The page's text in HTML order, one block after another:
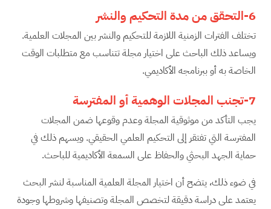
6-التحقق من مدة التحكيم والنشر
تختلف الفترات الزمنية اللازمة للتحكيم والنشر بين المجلات العلمية.
ويساعد ذلك الباحث على اختيار مجلة تتناسب مع متطلبات الوقت
الخاصة به أو ببرنامجه الأكاديمي.
7-تجنب المجلات الوهمية أو المفترسة
يجب التأكد من موثوقية المجلة وعدم وقوعها ضمن المجلات
المفترسة التي تفتقر إلى التحكيم العلمي الحقيقي. ويسهم ذلك في
حماية الجهد البحثي والحفاظ على السمعة الأكاديمية للباحث.
في ضوء ذلك، يتضح أن اختيار المجلة العلمية المناسبة لنشر البحث
يعتمد على دراسة دقيقة لتخصص المجلة وتصنيفها وشروطها وجودة